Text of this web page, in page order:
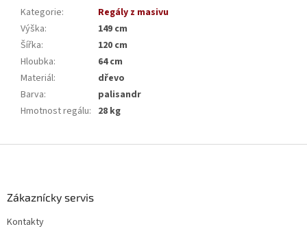
Kategorie:
Regály z masivu
Výška:
149 cm
Šířka:
120 cm
Hloubka:
64 cm
Materiál:
dřevo
Barva:
palisandr
Hmotnost regálu: 28 kg
Zákaznícky servis
Kontakty